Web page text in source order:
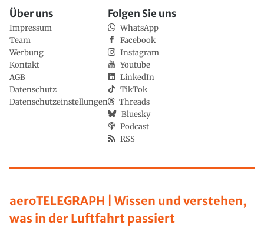
aeroTELEGRAPH | Wissen und verstehen,
was in der Luftfahrt passiert
Über uns
Impressum
Team
Werbung
Kontakt
AGB
Datenschutz
Datenschutzeinstellungen
Folgen Sie uns
WhatsApp
Facebook
Instagram
Youtube
LinkedIn
TikTok
Threads
Bluesky
Podcast
RSS